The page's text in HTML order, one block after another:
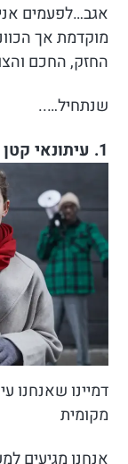
אגב…לפעמים
מוקדמת אך
החזק, החכם
שנתחיל…..
1. עיתונאי קטן שלי
דמיינו שאנחנו
מקומית
אנחנו מגיעים